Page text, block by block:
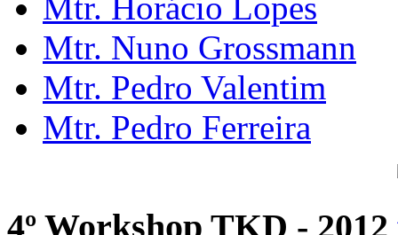
Mtr. Horácio Lopes
Mtr. Nuno Grossmann
Mtr. Pedro Valentim
Mtr. Pedro Ferreira
4º Workshop TKD - 2012